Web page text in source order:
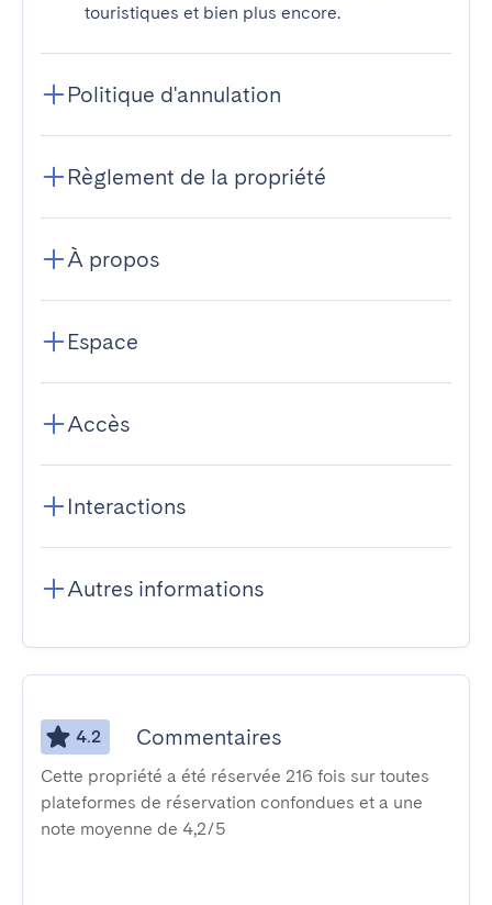
touristiques et bien plus encore.
Politique d'annulation
Règlement de la propriété
À propos
Espace
Accès
Interactions
Autres informations
4.2 Commentaires
Cette propriété a été réservée 216 fois sur toutes
plateformes de réservation confondues et a une
note moyenne de 4,2/5